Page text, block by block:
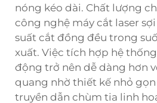
nóng kéo dài. Chất lượng
công nghệ máy cắt laser
suất cắt đồng đều trong
xuất. Việc tích hợp hệ
động trở nên dễ dàng hơn
quang nhờ thiết kế nhỏ gọn
truyền dẫn chùm tia linh